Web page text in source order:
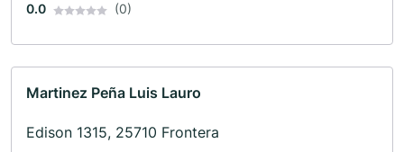
0.0 (0)
Martinez Peña Luis Lauro
Edison 1315, 25710 Frontera